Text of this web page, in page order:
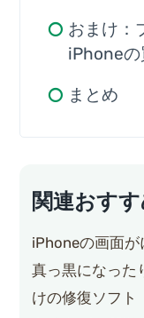
おまけ：
iPhoneの
まとめ
関連おす
iPhoneの画面
真っ黒になった
けの修復ソフト